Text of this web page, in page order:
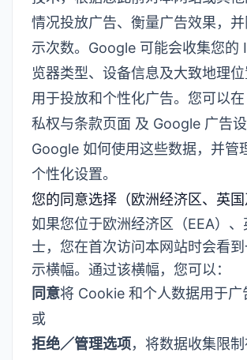
情况投放广告、衡量广告效果，
示次数。Google 可能会收集您的
览器类型、设备信息及大致地理位
用于投放和个性化广告。您可以在
私权与条款页面 及 Google 广告
Google 如何使用这些数据，并管
个性化设置。
您的同意选择（欧洲经济区、英国
如果您位于欧洲经济区（EEA）
士，您在首次访问本网站时会看
示横幅。通过该横幅，您可以：
同意将 Cookie 和个人数据用于广
或
拒绝／管理选项，将数据收集限